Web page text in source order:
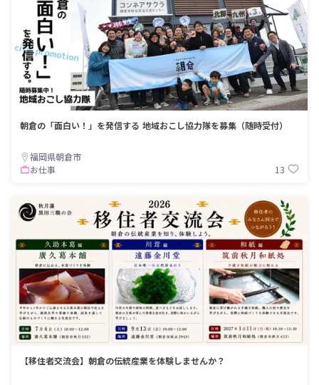
朝倉の「面白い！」を発信する 地域おこし協力隊を募集（随時受付）
福岡県朝倉市
お仕事
13
【移住者交流会】朝倉の伝統産業を体験しませんか？